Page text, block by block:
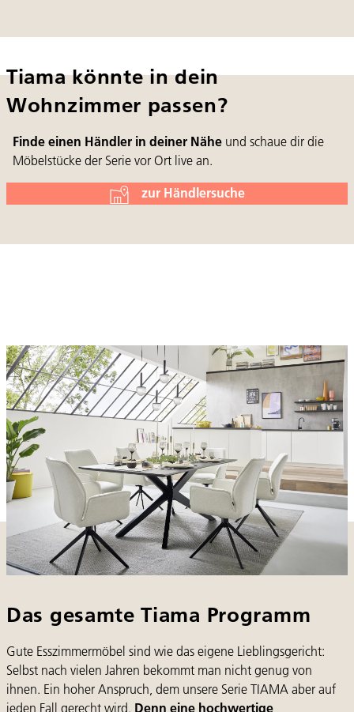
Tiama könnte in dein
Wohnzimmer passen?
Finde einen Händler in deiner Nähe und schaue dir die
Möbelstücke der Serie vor Ort live an.
zur Händlersuche
Das gesamte Tiama Programm
Gute Esszimmermöbel sind wie das eigene Lieblingsgericht:
Selbst nach vielen Jahren bekommt man nicht genug von
ihnen. Ein hoher Anspruch, dem unsere Serie TIAMA aber auf
jeden Fall gerecht wird. Denn eine hochwertige